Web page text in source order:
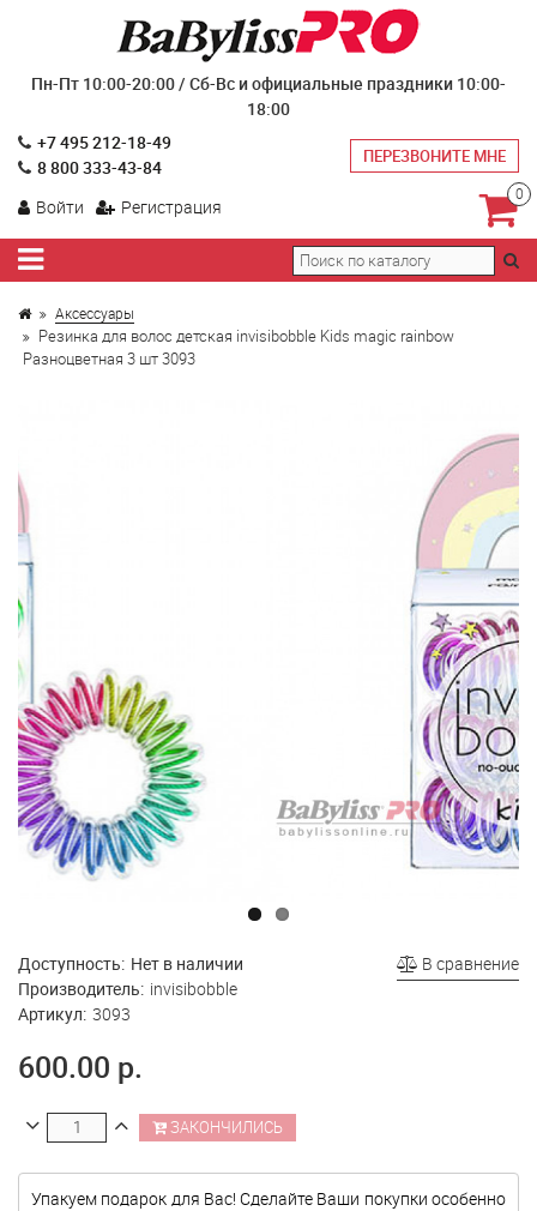
Пн-Пт 10:00-20:00 / Сб-Вс и официальные праздники 10:00-
18:00
+7 495 212-18-49
8 800 333-43-84
ПЕРЕЗВОНИТЕ МНЕ
Войти Регистрация
0
Аксессуары
Резинка для волос детская invisibobble Kids magic rainbow
Разноцветная 3 шт 3093
В сравнение
Доступность: Нет в наличии
Производитель: invisibobble
Артикул: 3093
600.00 р.
ЗАКОНЧИЛИСЬ
Упакуем подарок для Вас! Сделайте Ваши покупки особенно